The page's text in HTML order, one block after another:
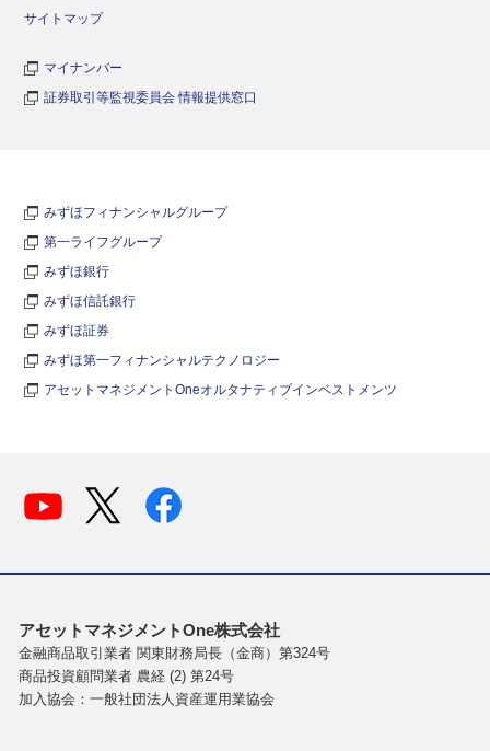
サイトマップ
マイナンバー
証券取引等監視委員会 情報提供窓口
みずほフィナンシャルグループ
第一ライフグループ
みずほ銀行
みずほ信託銀行
みずほ証券
みずほ第一フィナンシャルテクノロジー
アセットマネジメントOneオルタナティブインベストメンツ
アセットマネジメントOne株式会社
金融商品取引業者 関東財務局長（金商）第324号
商品投資顧問業者 農経 (2) 第24号
加入協会：一般社団法人資産運用業協会